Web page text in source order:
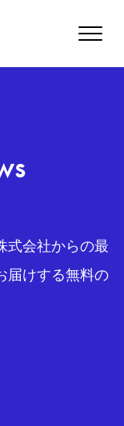
Toggle
式会社からの最
届けする無料の